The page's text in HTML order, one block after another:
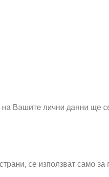
Вашите лични данни ще
се използват само за